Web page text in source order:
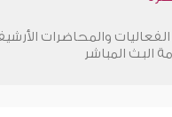
والمحاضرات
البث المباشر